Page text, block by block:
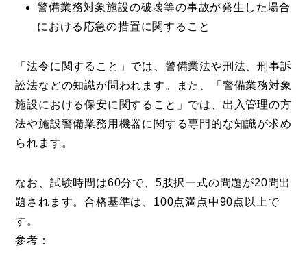
警備業務対象施設の破壊等の事故が発生した場合
における応急の措置に関すること
「法令に関すること」では、警備業法や刑法、刑事訴
訟法などの知識が問われます。また、「警備業務対象
施設における保安に関すること」では、出入管理の方
法や施設警備業務用機器に関する専門的な知識が求め
られます。
なお、試験時間は60分で、5肢択一式の問題が20問出
題されます。合格基準は、100点満点中90点以上で
す。
参考：